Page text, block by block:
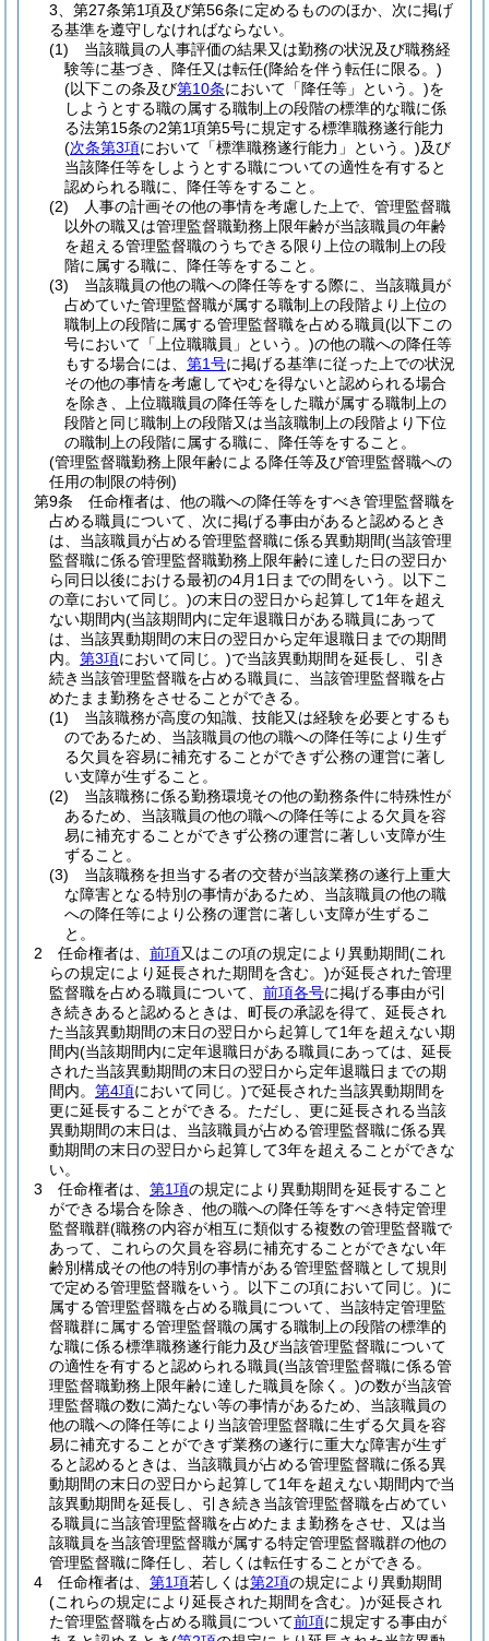
3、第27条第1項及び第56条に定めるもののほか、次に掲げ
る基準を遵守しなければならない。
(1)
当該職員の人事評価の結果又は勤務の状況及び職務経
験等に基づき、降任又は転任(降給を伴う転任に限る。)
(以下この条及び第10条において「降任等」という。)を
しようとする職の属する職制上の段階の標準的な職に係
る法第15条の2第1項第5号に規定する標準職務遂行能力
(次条第3項において「標準職務遂行能力」という。)及び
当該降任等をしようとする職についての適性を有すると
認められる職に、降任等をすること。
(2)
人事の計画その他の事情を考慮した上で、管理監督職
以外の職又は管理監督職勤務上限年齢が当該職員の年齢
を超える管理監督職のうちできる限り上位の職制上の段
階に属する職に、降任等をすること。
(3)
当該職員の他の職への降任等をする際に、当該職員が
占めていた管理監督職が属する職制上の段階より上位の
職制上の段階に属する管理監督職を占める職員(以下この
号において「上位職職員」という。)の他の職への降任等
もする場合には、 第1号に掲げる基準に従った上での状況
その他の事情を考慮してやむを得ないと認められる場合
を除き、上位職職員の降任等をした職が属する職制上の
段階と同じ職制上の段階又は当該職制上の段階より下位
の職制上の段階に属する職に、降任等をすること。
(管理監督職勤務上限年齢による降任等及び管理監督職への
任用の制限の特例)
第9条
任命権者は、他の職への降任等をすべき管理監督職を
占める職員について、次に掲げる事由があると認めるとき
は、当該職員が占める管理監督職に係る異動期間(当該管理
監督職に係る管理監督職勤務上限年齢に達した日の翌日か
ら同日以後における最初の4月1日までの間をいう。以下こ
の章において同じ。)の末日の翌日から起算して1年を超え
ない期間内(当該期間内に定年退職日がある職員にあって
は、当該異動期間の末日の翌日から定年退職日までの期間
内。 第3項において同じ。)で当該異動期間を延長し、引き
続き当該管理監督職を占める職員に、当該管理監督職を占
めたまま勤務をさせることができる。
(1)
当該職務が高度の知識、技能又は経験を必要とするも
のであるため、当該職員の他の職への降任等により生ず
る欠員を容易に補充することができず公務の運営に著し
い支障が生ずること。
(2)
当該職務に係る勤務環境その他の勤務条件に特殊性が
あるため、当該職員の他の職への降任等による欠員を容
易に補充することができず公務の運営に著しい支障が生
ずること。
(3)
当該職務を担当する者の交替が当該業務の遂行上重大
な障害となる特別の事情があるため、当該職員の他の職
への降任等により公務の運営に著しい支障が生ずるこ
と。
2
任命権者は、 前項又はこの項の規定により異動期間(これ
らの規定により延長された期間を含む。)が延長された管理
監督職を占める職員について、 前項各号に掲げる事由が引
き続きあると認めるときは、町長の承認を得て、延長され
た当該異動期間の末日の翌日から起算して1年を超えない期
間内(当該期間内に定年退職日がある職員にあっては、延長
された当該異動期間の末日の翌日から定年退職日までの期
間内。 第4項において同じ。)で延長された当該異動期間を
更に延長することができる。 ただし、更に延長される当該
異動期間の末日は、当該職員が占める管理監督職に係る異
動期間の末日の翌日から起算して3年を超えることができな
い。
3
任命権者は、 第1項の規定により異動期間を延長すること
ができる場合を除き、他の職への降任等をすべき特定管理
監督職群(職務の内容が相互に類似する複数の管理監督職で
あって、これらの欠員を容易に補充することができない年
齢別構成その他の特別の事情がある管理監督職として規則
で定める管理監督職をいう。以下この項において同じ。)に
属する管理監督職を占める職員について、当該特定管理監
督職群に属する管理監督職の属する職制上の段階の標準的
な職に係る標準職務遂行能力及び当該管理監督職について
の適性を有すると認められる職員(当該管理監督職に係る管
理監督職勤務上限年齢に達した職員を除く。)の数が当該管
理監督職の数に満たない等の事情があるため、当該職員の
他の職への降任等により当該管理監督職に生ずる欠員を容
易に補充することができず業務の遂行に重大な障害が生ず
ると認めるときは、当該職員が占める管理監督職に係る異
動期間の末日の翌日から起算して1年を超えない期間内で当
該異動期間を延長し、引き続き当該管理監督職を占めてい
る職員に当該管理監督職を占めたまま勤務をさせ、又は当
該職員を当該管理監督職が属する特定管理監督職群の他の
管理監督職に降任し、若しくは転任することができる。
4
任命権者は、 第1項若しくは第2項の規定により異動期間
(これらの規定により延長された期間を含む。)が延長され
た管理監督職を占める職員について前項に規定する事由が